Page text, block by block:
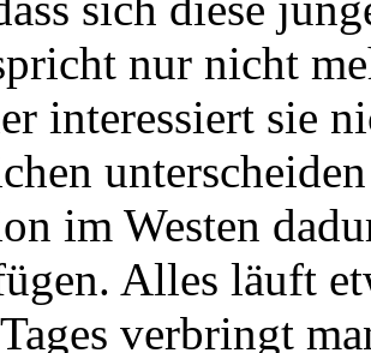
nur nicht
interessiert sie
im Westen
Alles läuft
verbringt